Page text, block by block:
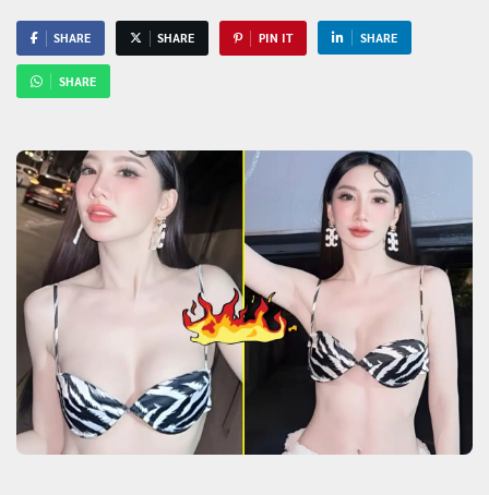
SHARE SHARE PIN IT SHARE
SHARE